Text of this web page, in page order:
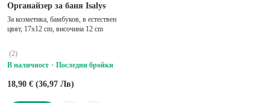
Органайзер за баня Isalys
За козметика, бамбуков, в естествен
цвят, 17x12 cm, височина 12 cm
(2)
В наличност
Последни бройки
18,90 € (36,97 Лв)